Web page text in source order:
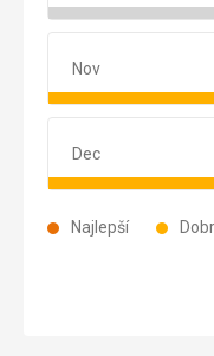
Najlepší
November
Nov
December
Dec